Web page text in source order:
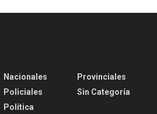
Nacionales
Policiales
Política
Provinciales
Sin Categoría